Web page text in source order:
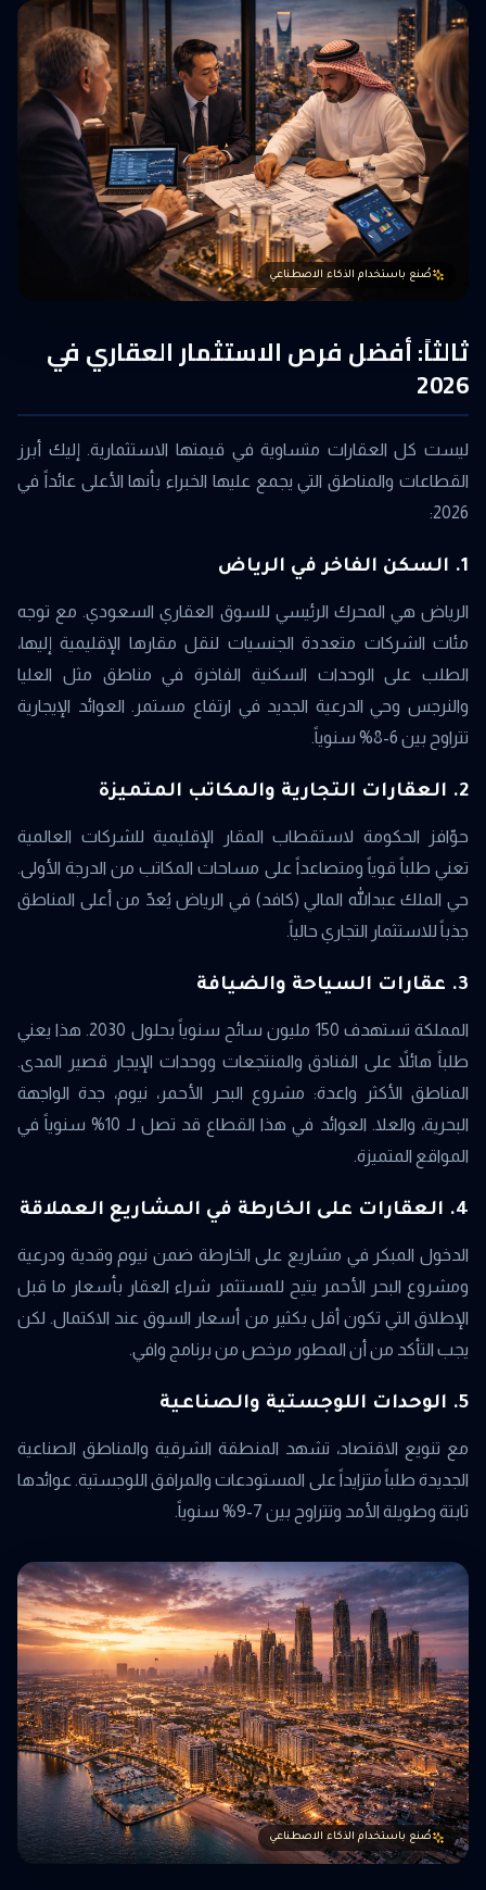
صُنع باستخدام الذكاء الاصطناعي
ثالثاً: أفضل فرص الاستثمار العقاري في
2026
ليست كل العقارات متساوية في قيمتها الاستثمارية. إليك أبرز
القطاعات والمناطق التي يجمع عليها الخبراء بأنها الأعلى عائداً في
2026:
1. السكن الفاخر في الرياض
الرياض هي المحرك الرئيسي للسوق العقاري السعودي. مع توجه
مئات الشركات متعددة الجنسيات لنقل مقارها الإقليمية إليها،
الطلب على الوحدات السكنية الفاخرة في مناطق مثل العليا
والنرجس وحي الدرعية الجديد في ارتفاع مستمر. العوائد الإيجارية
تتراوح بين 6-8% سنوياً.
2. العقارات التجارية والمكاتب المتميزة
حوّافز الحكومة لاستقطاب المقار الإقليمية للشركات العالمية
تعني طلباً قوياً ومتصاعداً على مساحات المكاتب من الدرجة الأولى.
حي الملك عبدالله المالي (كافد) في الرياض يُعدّ من أعلى المناطق
جذباً للاستثمار التجاري حالياً.
3. عقارات السياحة والضيافة
المملكة تستهدف 150 مليون سائح سنوياً بحلول 2030. هذا يعني
طلباً هائلاً على الفنادق والمنتجعات ووحدات الإيجار قصير المدى.
المناطق الأكثر واعدة: مشروع البحر الأحمر، نيوم، جدة الواجهة
البحرية، والعلا. العوائد في هذا القطاع قد تصل لـ 10% سنوياً في
المواقع المتميزة.
4. العقارات على الخارطة في المشاريع العملاقة
الدخول المبكر في مشاريع على الخارطة ضمن نيوم وقدية ودرعية
ومشروع البحر الأحمر يتيح للمستثمر شراء العقار بأسعار ما قبل
الإطلاق التي تكون أقل بكثير من أسعار السوق عند الاكتمال. لكن
يجب التأكد من أن المطور مرخص من برنامج وافي.
5. الوحدات اللوجستية والصناعية
مع تنويع الاقتصاد، تشهد المنطقة الشرقية والمناطق الصناعية
الجديدة طلباً متزايداً على المستودعات والمرافق اللوجستية. عوائدها
ثابتة وطويلة الأمد وتتراوح بين 7-9% سنوياً.
صُنع باستخدام الذكاء الاصطناعي